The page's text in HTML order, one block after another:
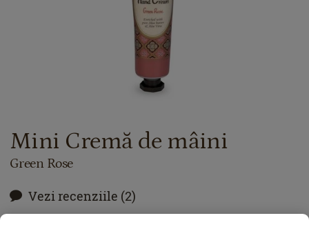
Mini Cremă de mâini
Green Rose
Vezi recenziile (2)